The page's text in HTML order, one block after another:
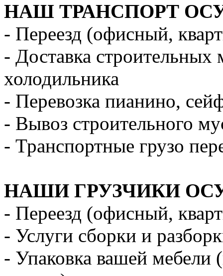
НАШ ТРАНСПОРТ
- Переезд (офисный,
- Доставка
холодильника
- Перевозка пианино,
- Вывоз строительного
- Транспортные грузо
НАШИ ГРУЗЧИКИ
- Переезд (офисный,
- Услуги сборки и
- Упаковка вашей мебели